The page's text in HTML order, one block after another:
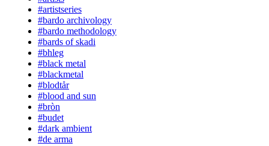
#artistseries
#bardo archivology
#bardo methodology
#bards of skadi
#bhleg
#black metal
#blackmetal
#blodtår
#blood and sun
#bròn
#budet
#dark ambient
#de arma